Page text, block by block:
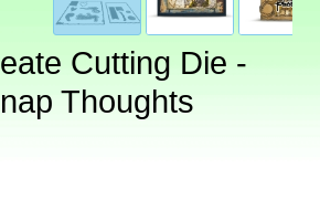
Cutting Die -
Thoughts